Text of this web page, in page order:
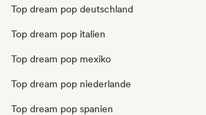
Top dream pop deutschland
Top dream pop italien
Top dream pop mexiko
Top dream pop niederlande
Top dream pop spanien